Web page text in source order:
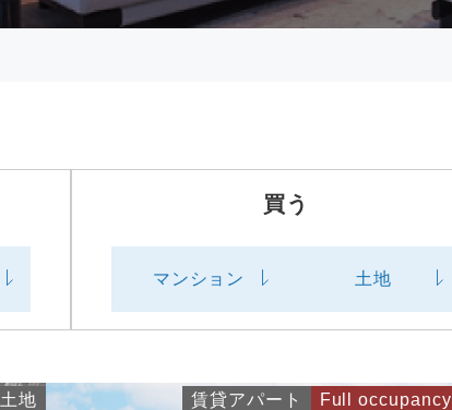
買う
マンション 土地
土地 賃貸アパート Full occupancy